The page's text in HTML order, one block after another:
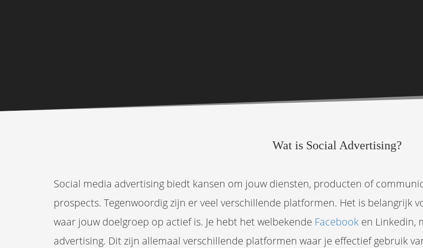
Wat is Social Advertising?
Social media advertising biedt kansen om jouw diensten, producten of
prospects. Tegenwoordig zijn er veel verschillende platformen. Het is belangrijk
waar jouw doelgroep op actief is. Je hebt het welbekende Facebook en Linkedin,
advertising. Dit zijn allemaal verschillende platformen waar je effectief gebruik